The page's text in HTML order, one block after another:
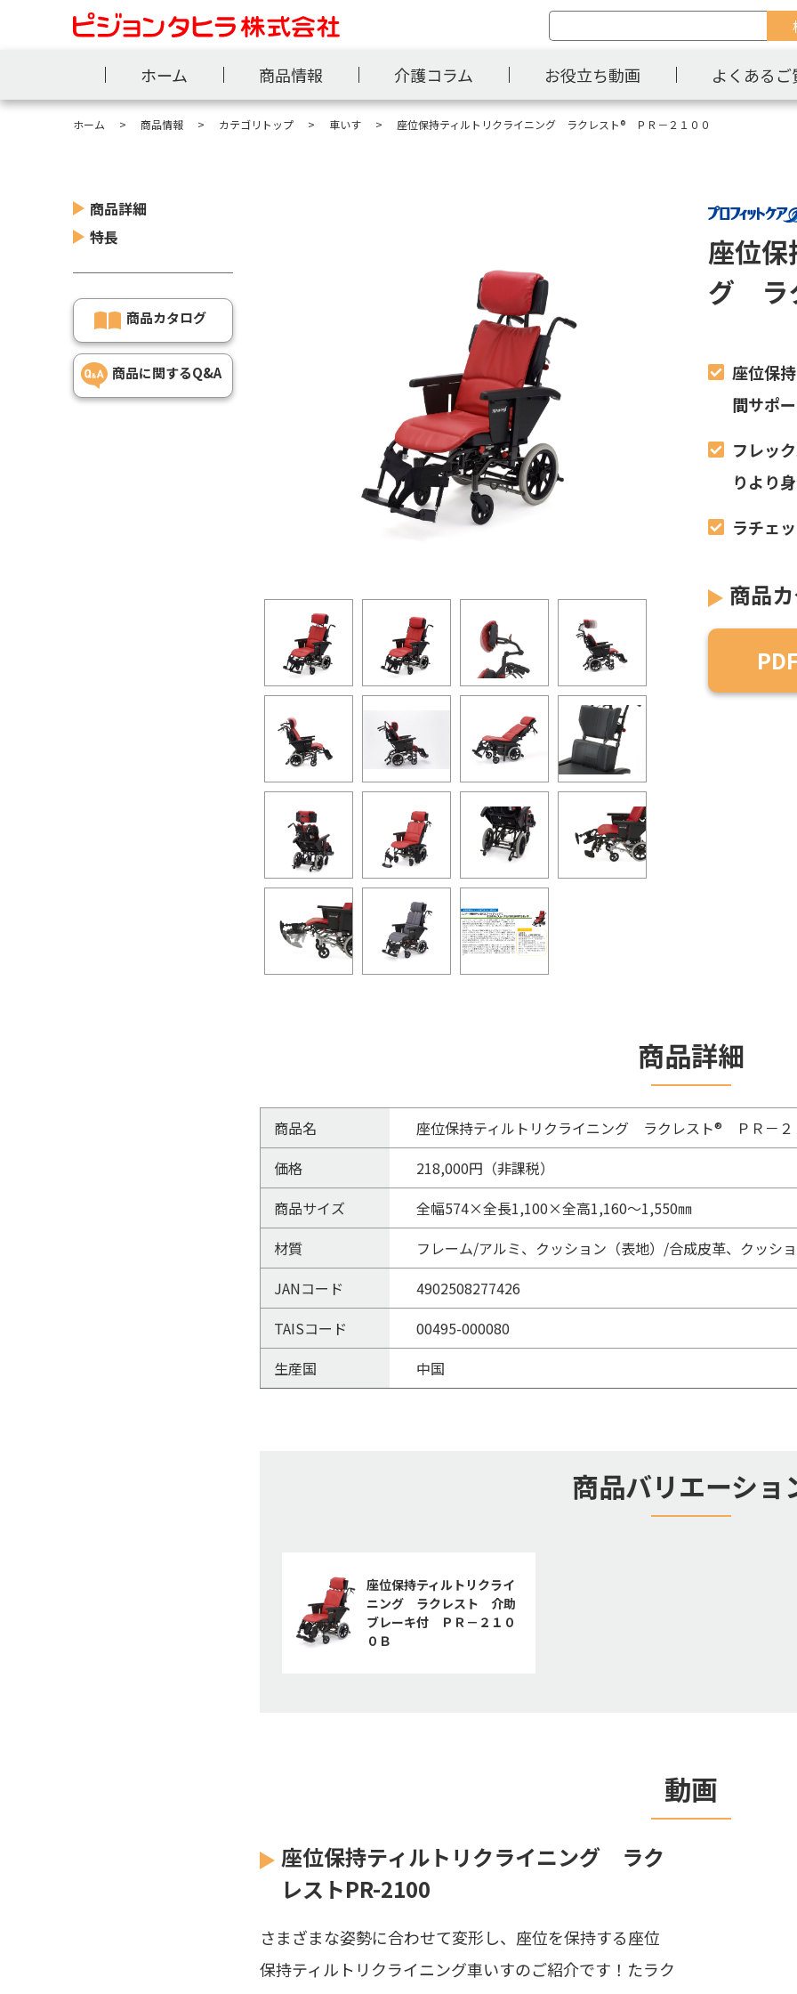
ホーム 商品情報 介護コラム お役立ち動画 よくあるご
ホーム 商品情報 カテゴリトップ 車いす 座位保持ティルトリクライニング ラクレスト® ＰＲ－２１００
商品詳細
特長
商品カタログ
商品に関するQ&A
座位
グ ラ
座位保
間サポ
フレッ
りより
ラチェ
商品
商品詳細
商品名
座位保持ティルトリクライニング ラクレスト® ＰＲ－２
価格
218,000円（非課税）
商品サイズ
全幅574×全長1,100×全高1,160～1,550㎜
材質
フレーム/アルミ、クッション（表地）/合成皮革、クッシ
JANコード
4902508277426
TAISコード
00495-000080
生産国
中国
商品バリエーショ
座位保持ティルトリクライ
ニング ラクレスト 介助
ブレーキ付 ＰＲ－２１０
０Ｂ
動画
座位保持ティルトリクライニング ラク
レストPR-2100
さまざまな姿勢に合わせて変形し、座位を保持する座位
保持ティルトリクライニング車いすのご紹介です！たラク